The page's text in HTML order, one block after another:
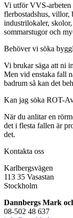
Vi utför VVS-arbeten
flerbostadshus, villor,
industrilokaler,
sommarstugor och
Behöver vi söka
Vi brukar säga att ni
Men vid enstaka fall
badrum så kan det
Kan jag söka ROT-
När du anlitar en
det i flesta fallen är
det.
Kontakta oss
Karlbergsvägen
113 35 Vasastan
Stockholm
Dannbergs Mark
08-502 48 637